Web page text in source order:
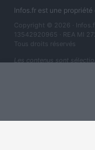
Infos.fr est une
Copyright © 2026 ·
13542920965 · REA MI
Tous droits réservés
Les contenus sont